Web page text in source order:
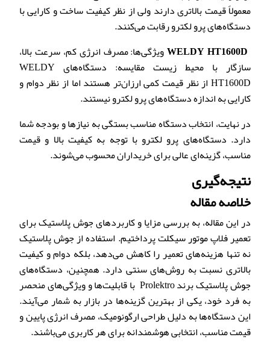
معمولاً قیمت بالاتری دارند ولی از نظر کیفیت ساخت و کارایی با
دستگاه‌های پرو لکترو رقابت می‌کنند.
WELDY HT1600Dویژگی‌ها: مصرف انرژی کم، سرعت بالا،
سازگار با محیط زیست مقایسه: دستگاه‌های WELDY
HT1600D از نظر قیمت کمی ارزان‌تر هستند اما از نظر دوام و
کارایی به اندازه دستگاه‌های پرو لکترو نیستند.
در نهایت، انتخاب دستگاه مناسب بستگی به نیازها و بودجه شما
دارد. دستگاه‌های پرو لکترو با توجه به کیفیت بالا و قیمت
مناسب، گزینه‌ای عالی برای خریداران محسوب می‌شوند.
نتیجه‌گیری
خلاصه مقاله
در این مقاله، به بررسی مزایا و کاربردهای جوش پلاستیک برای
تعمیر فلاپ موتور سیکلت پرداختیم. استفاده از جوش پلاستیک
نه تنها هزینه‌های تعمیر را کاهش می‌دهد، بلکه دوام و کیفیت
بالاتری نسبت به روش‌های سنتی دارد. همچنین، دستگاه‌های
جوش پلاستیک برند Prolektro با قابلیت‌ها و ویژگی‌های منحصر
به فرد خود، یکی از بهترین گزینه‌ها در بازار به شمار می‌آیند.
این دستگاه‌ها به دلیل طراحی ارگونومیک، مصرف انرژی پایین و
قیمت مناسب، انتخابی هوشمندانه برای هر کاربری می‌باشند.